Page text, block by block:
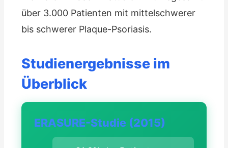
über 3.000 Patienten mit mittelschwerer
bis schwerer Plaque-Psoriasis.
Studienergebnisse im
Überblick
ERASURE-Studie (2015)